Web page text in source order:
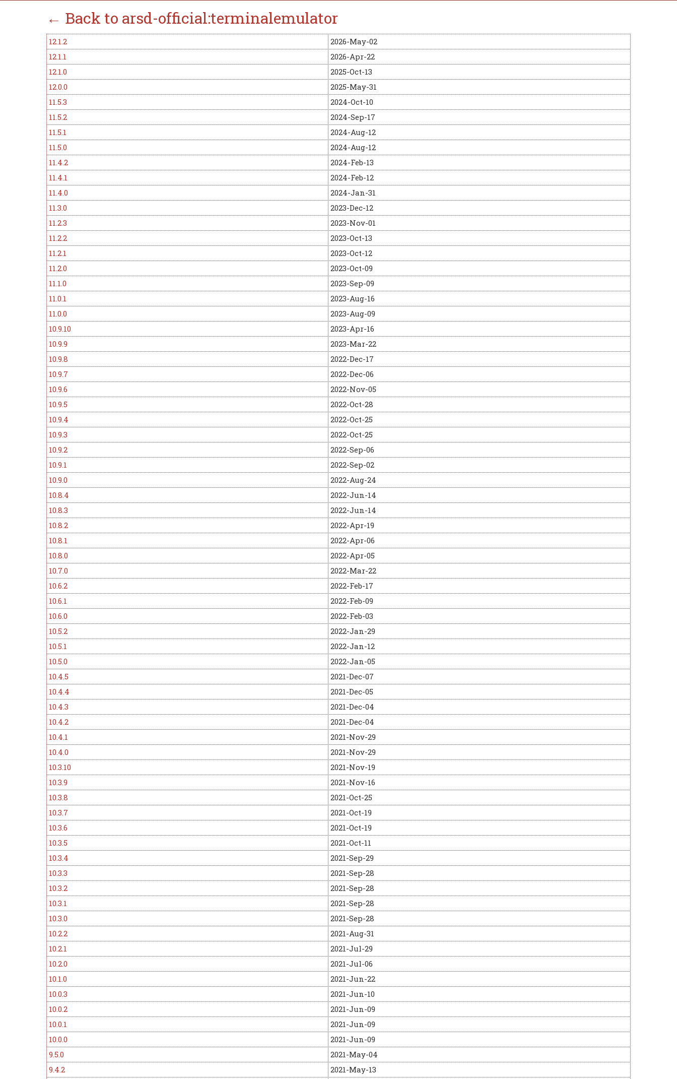
← Back to arsd-official:terminalemulator
12.1.2
2026-May-02
12.1.1
2026-Apr-22
12.1.0
2025-Oct-13
12.0.0
2025-May-31
11.5.3
2024-Oct-10
11.5.2
2024-Sep-17
11.5.1
2024-Aug-12
11.5.0
2024-Aug-12
11.4.2
2024-Feb-13
11.4.1
2024-Feb-12
11.4.0
2024-Jan-31
11.3.0
2023-Dec-12
11.2.3
2023-Nov-01
11.2.2
2023-Oct-13
11.2.1
2023-Oct-12
11.2.0
2023-Oct-09
11.1.0
2023-Sep-09
11.0.1
2023-Aug-16
11.0.0
2023-Aug-09
10.9.10
2023-Apr-16
10.9.9
2023-Mar-22
10.9.8
2022-Dec-17
10.9.7
2022-Dec-06
10.9.6
2022-Nov-05
10.9.5
2022-Oct-28
10.9.4
2022-Oct-25
10.9.3
2022-Oct-25
10.9.2
2022-Sep-06
10.9.1
2022-Sep-02
10.9.0
2022-Aug-24
10.8.4
2022-Jun-14
10.8.3
2022-Jun-14
10.8.2
2022-Apr-19
10.8.1
2022-Apr-06
10.8.0
2022-Apr-05
10.7.0
2022-Mar-22
10.6.2
2022-Feb-17
10.6.1
2022-Feb-09
10.6.0
2022-Feb-03
10.5.2
2022-Jan-29
10.5.1
2022-Jan-12
10.5.0
2022-Jan-05
10.4.5
2021-Dec-07
10.4.4
2021-Dec-05
10.4.3
2021-Dec-04
10.4.2
2021-Dec-04
10.4.1
2021-Nov-29
10.4.0
2021-Nov-29
10.3.10
2021-Nov-19
10.3.9
2021-Nov-16
10.3.8
2021-Oct-25
10.3.7
2021-Oct-19
10.3.6
2021-Oct-19
10.3.5
2021-Oct-11
10.3.4
2021-Sep-29
10.3.3
2021-Sep-28
10.3.2
2021-Sep-28
10.3.1
2021-Sep-28
10.3.0
2021-Sep-28
10.2.2
2021-Aug-31
10.2.1
2021-Jul-29
10.2.0
2021-Jul-06
10.1.0
2021-Jun-22
10.0.3
2021-Jun-10
10.0.2
2021-Jun-09
10.0.1
2021-Jun-09
10.0.0
2021-Jun-09
9.5.0
2021-May-04
9.4.2
2021-May-13